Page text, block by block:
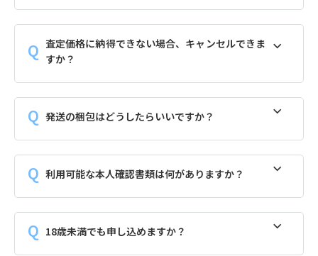
査定価格に納得できない場合、キャンセルできま
すか？
発送の梱包はどうしたらいいですか？
利用可能な本人確認書類は何がありますか？
18歳未満でも申し込めますか？